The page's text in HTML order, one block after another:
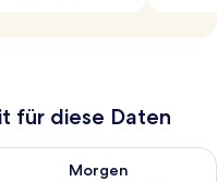
für diese Daten
Nacht, Aug. 9 - Aug.
Morgen
die Verfügbarkeit